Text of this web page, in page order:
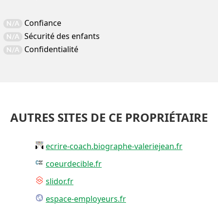
N/A Confiance
N/A Sécurité des enfants
N/A Confidentialité
AUTRES SITES DE CE PROPRIÉTAIRE
ecrire-coach.biographe-valeriejean.fr
coeurdecible.fr
slidor.fr
espace-employeurs.fr